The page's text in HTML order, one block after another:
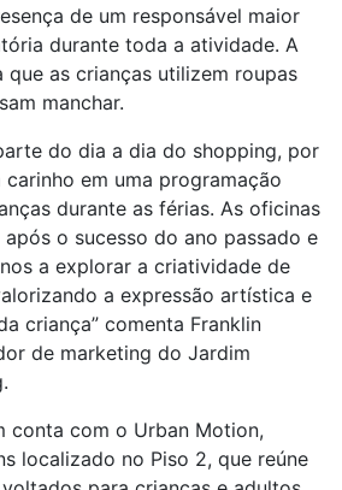
de um responsável maior
durante toda a atividade. A
as crianças utilizem roupas
manchar.
do dia a dia do shopping, por
em uma programação
durante as férias. As oficinas
após o sucesso do ano passado e
a explorar a criatividade de
a expressão artística e
criança” comenta Franklin
de marketing do Jardim
conta com o Urban Motion,
localizado no Piso 2, que reúne